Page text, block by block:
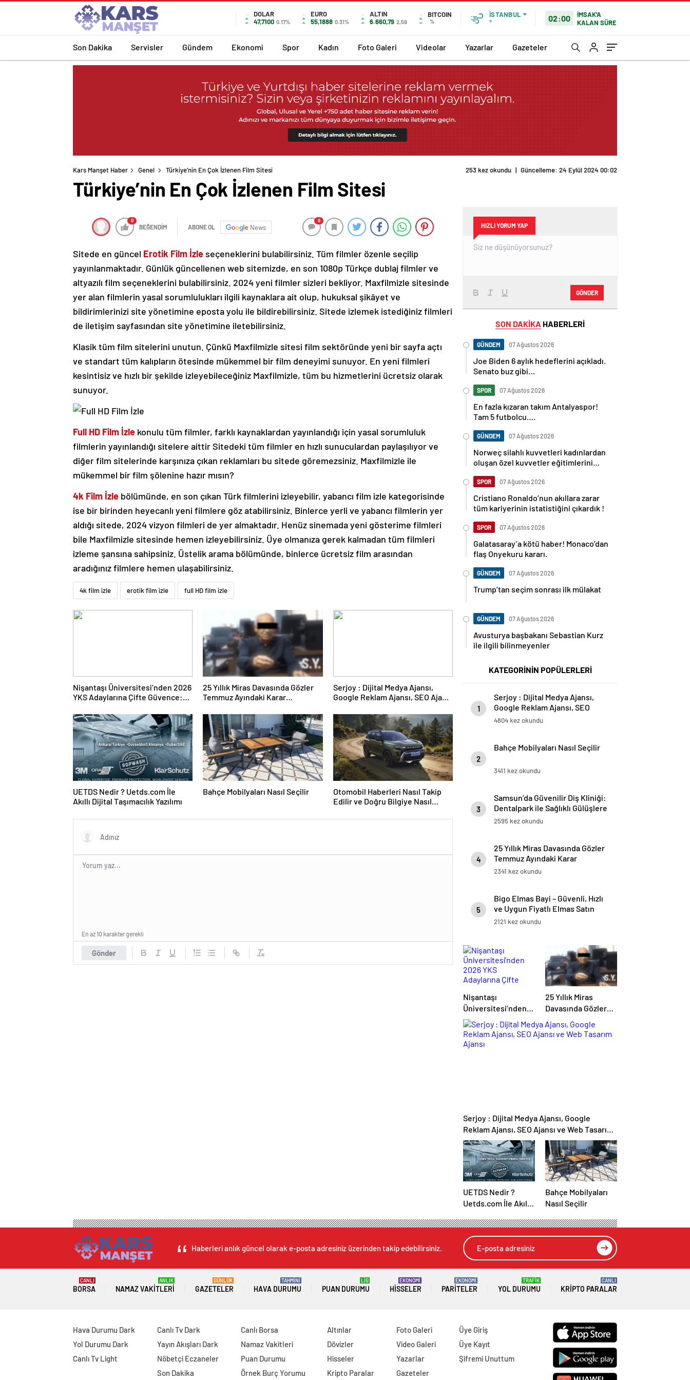
DOLAR
47,7100 0.17%
EURO
55,1888 0.31%
ALTIN
6.660,79 2,59
BITCOIN
%
İSTANBUL
°
02:00
İMSAK'A
KALAN SÜRE
Son Dakika Servisler Gündem Ekonomi Spor Kadın Foto Galeri Videolar Yazarlar Gazeteler
Kars Manşet Haber Genel Türkiye’nin En Çok İzlenen Film Sitesi 253 kez okundu | Güncelleme: 24 Eylül 2024 00:02
Türkiye’nin En Çok İzlenen Film Sitesi
0
BEĞENDİM ABONE OL News
0
Sitede en güncel Erotik Film İzle seçeneklerini bulabilirsiniz. Tüm filmler özenle seçilip
yayınlanmaktadır. Günlük güncellenen web sitemizde, en son 1080p Türkçe dublaj filmler ve
altyazılı film seçeneklerini bulabilirsiniz. 2024 yeni filmler sizleri bekliyor. Maxfilmizle sitesinde
yer alan filmlerin yasal sorumlulukları ilgili kaynaklara ait olup, hukuksal şikâyet ve
bildirimlerinizi site yönetimine eposta yolu ile bildirebilirsiniz. Sitede izlemek istediğiniz filmleri
de iletişim sayfasından site yönetimine iletebilirsiniz.
Klasik tüm film sitelerini unutun. Çünkü Maxfilmizle sitesi film sektöründe yeni bir sayfa açtı
ve standart tüm kalıpların ötesinde mükemmel bir film deneyimi sunuyor. En yeni filmleri
kesintisiz ve hızlı bir şekilde izleyebileceğiniz Maxfilmizle, tüm bu hizmetlerini ücretsiz olarak
sunuyor.
Full HD Film İzle konulu tüm filmler, farklı kaynaklardan yayınlandığı için yasal sorumluluk
filmlerin yayınlandığı sitelere aittir Sitedeki tüm filmler en hızlı sunuculardan paylaşılıyor ve
diğer film sitelerinde karşınıza çıkan reklamları bu sitede göremezsiniz. Maxfilmizle ile
mükemmel bir film şölenine hazır mısın?
4k Film İzle bölümünde, en son çıkan Türk filmlerini izleyebilir, yabancı film izle kategorisinde
ise bir birinden heyecanlı yeni filmlere göz atabilirsiniz. Binlerce yerli ve yabancı filmlerin yer
aldığı sitede, 2024 vizyon filmleri de yer almaktadır. Henüz sinemada yeni gösterime filmleri
bile Maxfilmizle sitesinde hemen izleyebilirsiniz. Üye olmanıza gerek kalmadan tüm filmleri
izleme şansına sahipsiniz. Üstelik arama bölümünde, binlerce ücretsiz film arasından
aradığınız filmlere hemen ulaşabilirsiniz.
4k film izle erotik film izle full HD film izle
Nişantaşı Üniversitesi’nden 2026
YKS Adaylarına Çifte Güvence:
25 Yıllık Miras Davasında Gözler
Temmuz Ayındaki Karar
Serjoy : Dijital Medya Ajansı,
Google Reklam Ajansı, SEO Ajansı
UETDS Nedir ? Uetds.com İle
Akıllı Dijital Taşımacılık Yazılımı
Bahçe Mobilyaları Nasıl Seçilir
Otomobil Haberleri Nasıl Takip
Edilir ve Doğru Bilgiye Nasıl
Gönder
En az 10 karakter gerekli
HIZLI YORUM YAP
GÖNDER
SON DAKİKA HABERLERİ
GÜNDEM 07 Ağustos 2026
Joe Biden 6 aylık hedeflerini açıkladı.
Senato buz gibi…
SPOR 07 Ağustos 2026
En fazla kızaran takım Antalyaspor!
Tam 5 futbolcu….
GÜNDEM 07 Ağustos 2026
Norweç silahlı kuvvetleri kadınlardan
oluşan özel kuvvetler eğitimlerini
SPOR 07 Ağustos 2026
Cristiano Ronaldo’nun akıllara zarar
tüm kariyerinin istatistiğini çıkardık !
SPOR 07 Ağustos 2026
Galatasaray’a kötü haber! Monaco’dan
flaş Onyekuru kararı.
GÜNDEM 07 Ağustos 2026
Trump’tan seçim sonrası ilk mülakat
GÜNDEM 07 Ağustos 2026
Avusturya başbakanı Sebastian Kurz
ile ilgili bilinmeyenler
KATEGORİNİN POPÜLERLERİ
1
Serjoy : Dijital Medya Ajansı,
Google Reklam Ajansı, SEO
Ajansı ve Web Tasarım Ajansı
4804 kez okundu
2
Bahçe Mobilyaları Nasıl Seçilir
3411 kez okundu
3
Samsun’da Güvenilir Diş Kliniği:
Dentalpark ile Sağlıklı Gülüşlere
2595 kez okundu
4
25 Yıllık Miras Davasında Gözler
Temmuz Ayındaki Karar
Duruşmasına Çevrildi
2341 kez okundu
5
Bigo Elmas Bayi – Güvenli, Hızlı
ve Uygun Fiyatlı Elmas Satın
Almanın Yeni Adresi
2121 kez okundu
Nişantaşı
Üniversitesi’nden
2026 YKS
Adaylarına Çifte
Güvence: Sabit
25 Yıllık Miras
Davasında Gözler
Temmuz Ayındaki
Karar Duruşmasına
Serjoy : Dijital Medya Ajansı, Google
Reklam Ajansı, SEO Ajansı ve Web Tasarım
Ajansı
UETDS Nedir ?
Uetds.com İle Akıllı
Yazılımı
Bahçe Mobilyaları
Nasıl Seçilir
Haberleri anlık güncel olarak e-posta adresiniz üzerinden takip edebilirsiniz.
BORSA
CANLI
NAMAZ VAKITLERI
ANLIK
GAZETELER
GÜNLÜK
HAVA DURUMU
TAHMİNİ
PUAN DURUMU
LİG
HISSELER
EKONOMİ
PARITELER
EKONOMİ
YOL DURUMU
TRAFİK
KRIPTO PARALAR
CANLI
Hava Durumu Dark
Yol Durumu Dark
Canlı Tv Light
Canlı Tv Dark
Yayın Akışları Dark
Nöbetçi Eczaneler
Son Dakika
Canlı Borsa
Namaz Vakitleri
Puan Durumu
Örnek Burç Yorumu
Altınlar
Dövizler
Hisseler
Kripto Paralar
Foto Galeri
Video Galeri
Yazarlar
Gazeteler
Üye Giriş
Üye Kayıt
Şifremi Unuttum